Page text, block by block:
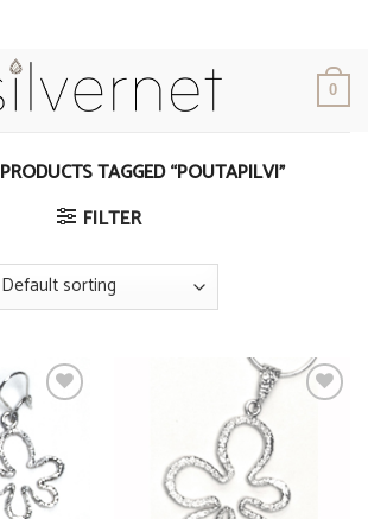
0
PRODUCTS TAGGED “POUTAPILVI”
FILTER
Add to
Wishlist